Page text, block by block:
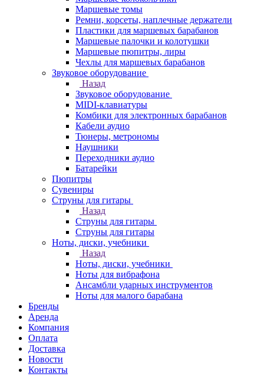
Маршевые томы
Ремни, корсеты, наплечные держатели
Пластики для маршевых барабанов
Маршевые палочки и колотушки
Маршевые пюпитры, лиры
Чехлы для маршевых барабанов
Звуковое оборудование
Назад
Звуковое оборудование
MIDI-клавиатуры
Комбики для электронных барабанов
Кабели аудио
Тюнеры, метрономы
Наушники
Переходники аудио
Батарейки
Пюпитры
Сувениры
Струны для гитары
Назад
Струны для гитары
Струны для гитары
Ноты, диски, учебники
Назад
Ноты, диски, учебники
Ноты для вибрафона
Ансамбли ударных инструментов
Ноты для малого барабана
Бренды
Аренда
Компания
Оплата
Доставка
Новости
Контакты